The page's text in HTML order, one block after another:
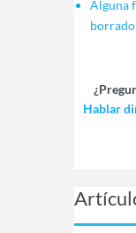
Alguna
Hablar